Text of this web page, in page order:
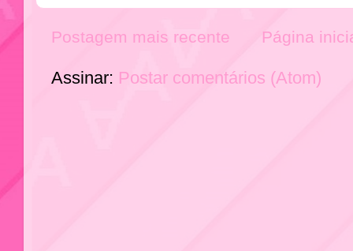
Postagem mais recente Página
Assinar: Postar comentários (Atom)